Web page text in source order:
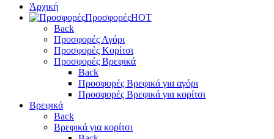
Άρχική
ΠροσφορέςHOT
Back
Προσφορές Αγόρι
Προσφορές Κορίτσι
Προσφορές Βρεφικά
Back
Προσφορές Βρεφικά για αγόρι
Προσφορές Βρεφικά για κορίτσι
Βρεφικά
Back
Βρεφικά για κορίτσι